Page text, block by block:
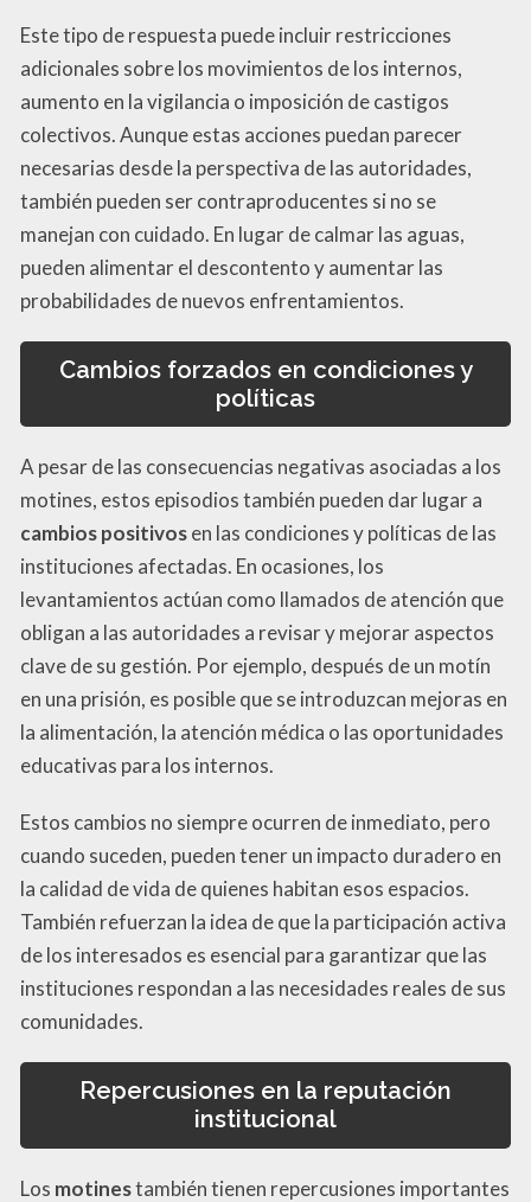
Este tipo de respuesta puede incluir restricciones
adicionales sobre los movimientos de los internos,
aumento en la vigilancia o imposición de castigos
colectivos. Aunque estas acciones puedan parecer
necesarias desde la perspectiva de las autoridades,
también pueden ser contraproducentes si no se
manejan con cuidado. En lugar de calmar las aguas,
pueden alimentar el descontento y aumentar las
probabilidades de nuevos enfrentamientos.
Cambios forzados en condiciones y
políticas
A pesar de las consecuencias negativas asociadas a los
motines, estos episodios también pueden dar lugar a
cambios positivosen las condiciones y políticas de las
instituciones afectadas. En ocasiones, los
levantamientos actúan como llamados de atención que
obligan a las autoridades a revisar y mejorar aspectos
clave de su gestión. Por ejemplo, después de un motín
en una prisión, es posible que se introduzcan mejoras en
la alimentación, la atención médica o las oportunidades
educativas para los internos.
Estos cambios no siempre ocurren de inmediato, pero
cuando suceden, pueden tener un impacto duradero en
la calidad de vida de quienes habitan esos espacios.
También refuerzan la idea de que la participación activa
de los interesados es esencial para garantizar que las
instituciones respondan a las necesidades reales de sus
comunidades.
Repercusiones en la reputación
institucional
Los motinestambién tienen repercusiones importantes